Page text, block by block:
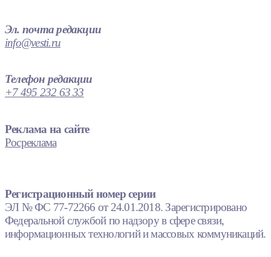
Эл. почта редакции
info@vesti.ru
Телефон редакции
+7 495 232 63 33
Реклама на сайте
Росреклама
Регистрационный номер серии
ЭЛ № ФС 77-72266 от 24.01.2018. Зарегистрировано
Федеральной службой по надзору в сфере связи,
информационных технологий и массовых коммуникаций.